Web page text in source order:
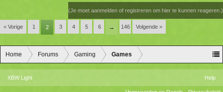
(Je moet aanmelden of registreren om hier te kunnen reageren.)
< Vorige 1 2 3 4 5 6 → 146 Volgende >
Home Forums Gaming Games
XBW Light Help